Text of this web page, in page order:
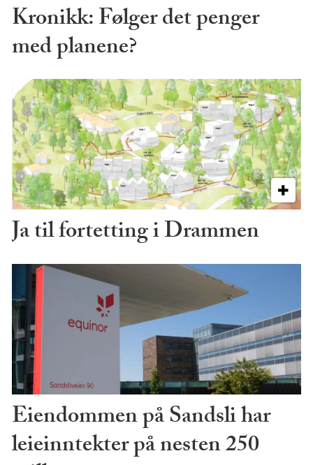
Kronikk: Følger det penger
med planene?
Ja til fortetting i Drammen
Eiendommen på Sandsli har
leieinntekter på nesten 250